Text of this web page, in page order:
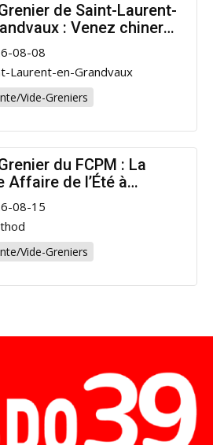
de Saint-Laurent-
: Venez chiner
bonne cause !
08-08
Laurent-en-Grandvaux
Vide-Greniers
du FCPM : La
Affaire de l’Été à
!
08-15
Vide-Greniers